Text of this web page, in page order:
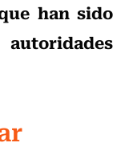
han sido